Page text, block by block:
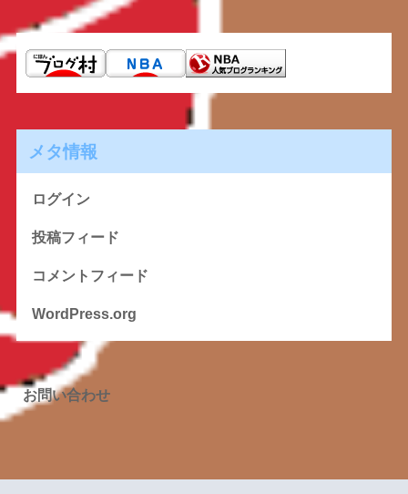
メタ情報
ログイン
投稿フィード
コメントフィード
WordPress.org
お問い合わせ